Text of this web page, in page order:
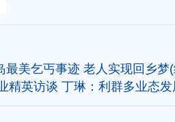
最美乞丐事迹 老人实现回乡梦
精英访谈 丁琳：利群多业态发